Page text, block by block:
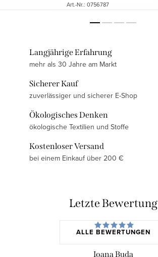
Art.-Nr.: 0756787
Langjährige Erfahrung
mehr als 30 Jahre am Markt
Sicherer Kauf
zuverlässiger und sicherer E-Shop
Ökologisches Denken
ökologische Textilien und Stoffe
Kostenloser Versand
bei einem Einkauf über 200 €
Letzte Bewertung
ALLE BEWERTUNGEN
Ioana Buda